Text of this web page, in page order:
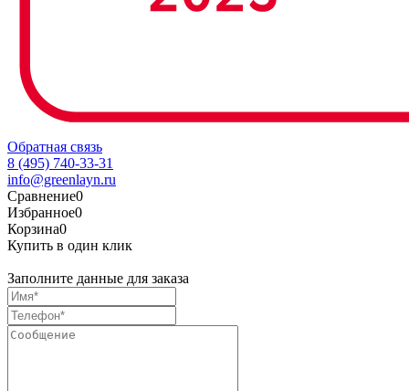
Обратная связь
8 (495) 740-33-31
info@greenlayn.ru
Сравнение0
Избранное0
Корзина0
Купить в один клик
Заполните данные для заказа